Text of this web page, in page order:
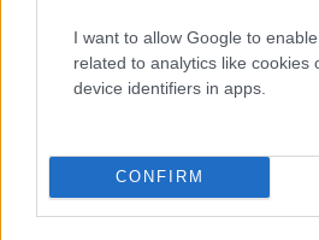
I want to allow Google to
related to analytics like cookies
device identifiers in apps.
CONFIRM